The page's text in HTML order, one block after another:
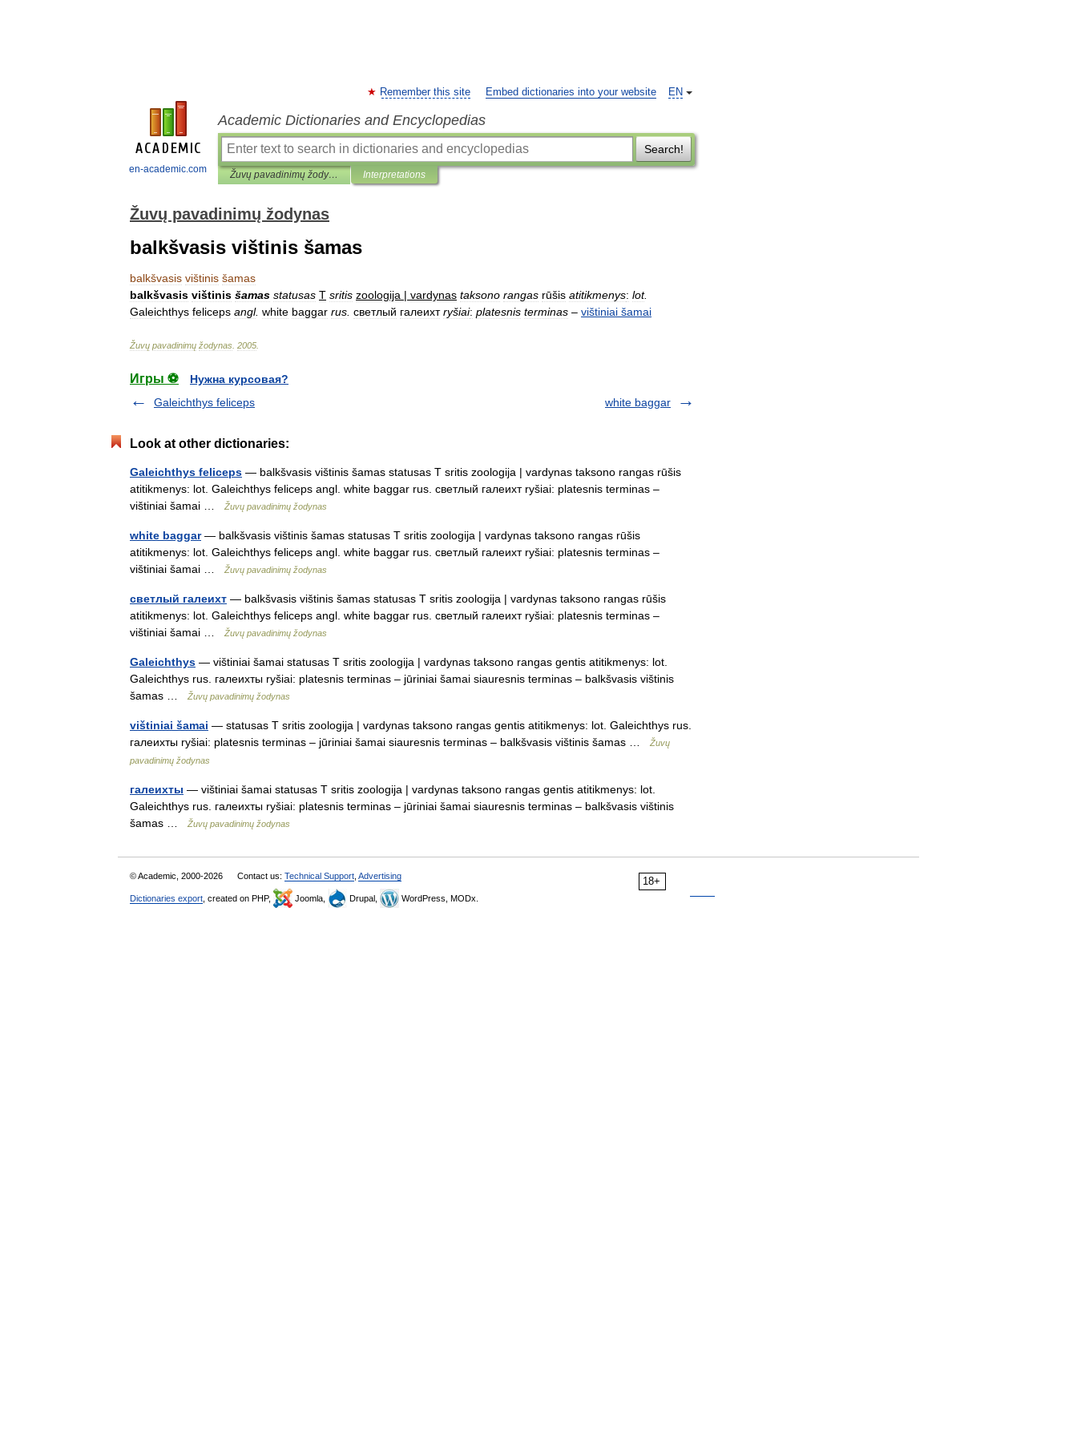
en-academic.com
EN
Remember this site Embed dictionaries into your website
Academic Dictionaries and Encyclopedias
Search!
Žuvų pavadinimų žodynas Interpretations
Žuvų pavadinimų žodynas
balkšvasis vištinis šamas
balkšvasis vištinis šamas
balkšvasis vištinis šamas statusas T sritis zoologija | vardynas taksono rangas rūšis atitikmenys: lot.
Galeichthys feliceps angl. white baggar rus светлый галеихт ryšiai: platesnis terminas – vištiniai šamai
Žuvų pavadinimų žodynas 2005
Игры ⚽
Нужна курсовая?
Galeichthys feliceps
white baggar
Look at other dictionaries:
Galeichthys feliceps — balkšvasis vištinis šamas statusas T sritis zoologija | vardynas taksono rangas rūšis
atitikmenys: lot. Galeichthys feliceps angl. white baggar rus. светлый галеихт ryšiai: platesnis terminas –
vištiniai šamai …
Žuvų pavadinimų žodynas
white baggar— balkšvasis vištinis šamas statusas T sritis zoologija | vardynas taksono rangas rūšis
atitikmenys: lot. Galeichthys feliceps angl. white baggar rus. светлый галеихт ryšiai: platesnis terminas –
vištiniai šamai …
Žuvų pavadinimų žodynas
светлый галеихт — balkšvasis vištinis šamas statusas T sritis zoologija | vardynas taksono rangas rūšis
atitikmenys: lot. Galeichthys feliceps angl. white baggar rus. светлый галеихт ryšiai: platesnis terminas –
vištiniai šamai …
Žuvų pavadinimų žodynas
Galeichthys — vištiniai šamai statusas T sritis zoologija | vardynas taksono rangas gentis atitikmenys: lot.
Galeichthys rus. галеихты ryšiai: platesnis terminas – jūriniai šamai siauresnis terminas – balkšvasis vištinis
šamas …
Žuvų pavadinimų žodynas
vištiniai šamai — statusas T sritis zoologija | vardynas taksono rangas gentis atitikmenys: lot. Galeichthys rus.
галеихты ryšiai: platesnis terminas – jūriniai šamai siauresnis terminas – balkšvasis vištinis šamas …
Žuvų
pavadinimų žodynas
галеихты — vištiniai šamai statusas T sritis zoologija | vardynas taksono rangas gentis atitikmenys: lot.
Galeichthys rus. галеихты ryšiai: platesnis terminas – jūriniai šamai siauresnis terminas – balkšvasis vištinis
šamas …
Žuvų pavadinimų žodynas
18+
© Academic, 2000-2026 Contact us: Technical Support Advertising
Dictionaries export , created on PHP, Joomla, Drupal, WordPress, MODx.